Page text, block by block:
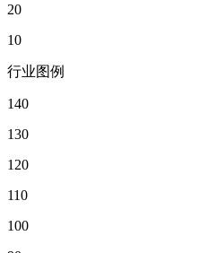
20
10
行业图例
140
130
120
110
100